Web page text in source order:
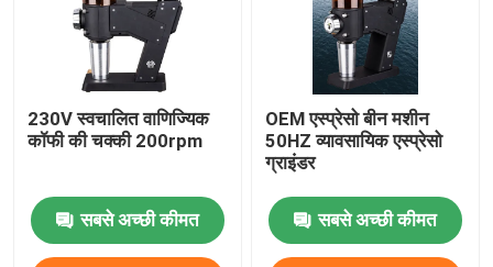
230V स्वचालित वाणिज्यिक
कॉफी की चक्की 200rpm
सबसे अच्छी कीमत
OEM एस्प्रेसो बीन मशीन
50HZ व्यावसायिक एस्प्रेसो
ग्राइंडर
सबसे अच्छी कीमत